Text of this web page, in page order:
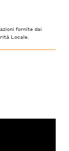
fornite dai
Locale.